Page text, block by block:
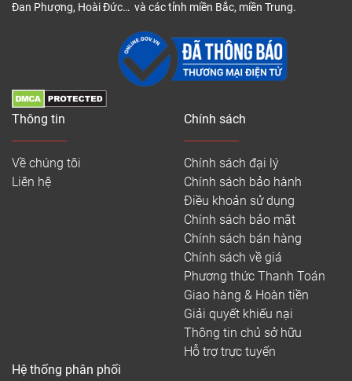
Đan Phượng, Hoài Đức… và các tỉnh miền Bắc, miền Trung.
Thông tin
Về chúng tôi
Liên hệ
Chính sách
Chính sách đại lý
Chính sách bảo hành
Điều khoản sử dụng
Chính sách bảo mật
Chính sách bán hàng
Chính sách về giá
Phương thức Thanh Toán
Giao hàng & Hoàn tiền
Giải quyết khiếu nại
Thông tin chủ sở hữu
Hỗ trợ trực tuyến
Hệ thống phân phối